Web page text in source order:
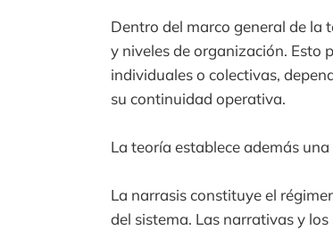
Dentro del marco general de la
y niveles de organización. Esto
individuales o colectivas,
su continuidad operativa.
La teoría establece además
La narrasis constituye el
del sistema. Las narrativas y